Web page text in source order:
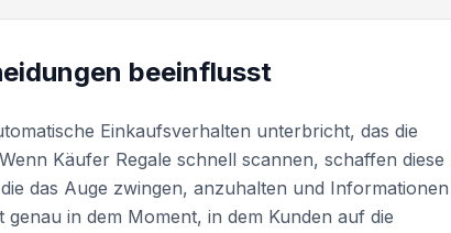
beeinflusst
Einkaufsverhalten unterbricht, das die
Käufer Regale schnell scannen, schaffen diese
das Auge zwingen, anzuhalten und
in dem Moment, in dem Kunden auf die